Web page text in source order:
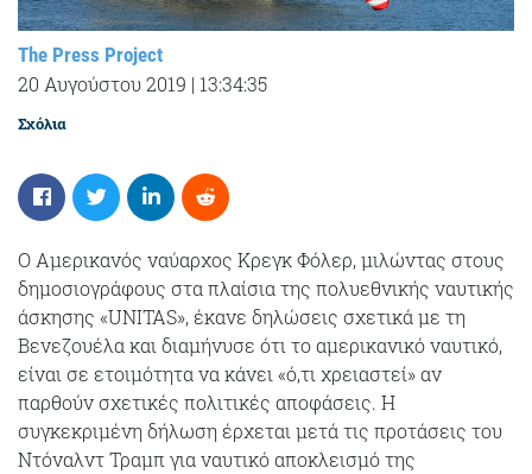
The Press Project
20 Αυγούστου 2019 | 13:34:35
Σχόλια
Ο Αμερικανός ναύαρχος Κρεγκ Φόλερ, μιλώντας στους
δημοσιογράφους στα πλαίσια της πολυεθνικής ναυτικής
άσκησης «UNITAS», έκανε δηλώσεις σχετικά με τη
Βενεζουέλα και διαμήνυσε ότι το αμερικανικό ναυτικό,
είναι σε ετοιμότητα να κάνει «ό,τι χρειαστεί» αν
παρθούν σχετικές πολιτικές αποφάσεις. Η
συγκεκριμένη δήλωση έρχεται μετά τις προτάσεις του
Ντόναλντ Τραμπ για ναυτικό αποκλεισμό της